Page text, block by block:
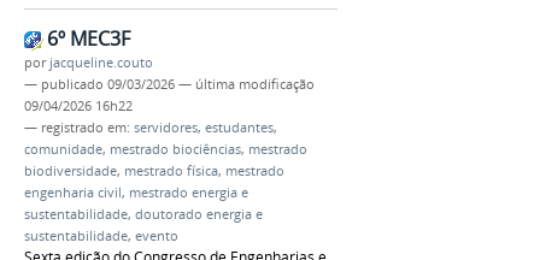
6º MEC3F
por jacqueline.couto
— publicado 09/03/2026 — última modificação
09/04/2026 16h22
— registrado em: servidores, estudantes,
comunidade, mestrado biociências, mestrado
biodiversidade, mestrado física, mestrado
engenharia civil, mestrado energia e
sustentabilidade, doutorado energia e
sustentabilidade, evento